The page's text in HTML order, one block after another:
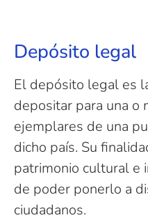
Depósito legal
El depósito legal es
depositar para una o
ejemplares de una
dicho país. Su
patrimonio cultural e
de poder ponerlo a
ciudadanos.